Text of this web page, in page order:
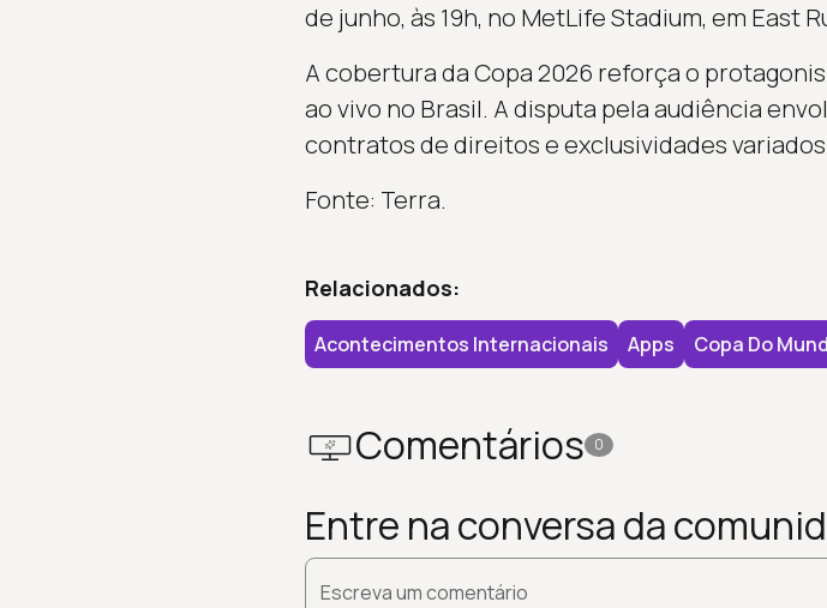
de junho, às 19h, no MetLife Stadium, em East
A cobertura da Copa 2026 reforça o
ao vivo no Brasil. A disputa pela audiência
contratos de direitos e exclusividades
Fonte: Terra.
Relacionados:
Acontecimentos Internacionais Apps Copa Do
Comentários 0
Entre na conversa da
Escreva um comentário